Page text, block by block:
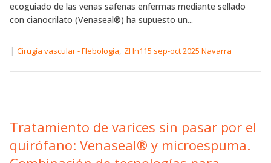
ecoguiado de las venas safenas enfermas mediante sellado
con cianocrilato (Venaseal®) ha supuesto un...
| Cirugía vascular - Flebología, ZHn115 sep-oct 2025 Navarra
Tratamiento de varices sin pasar por el
quirófano: Venaseal® y microespuma.